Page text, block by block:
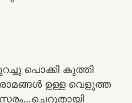
പൊക്കി കുത്തി
ഉള്ള വെളുത്ത